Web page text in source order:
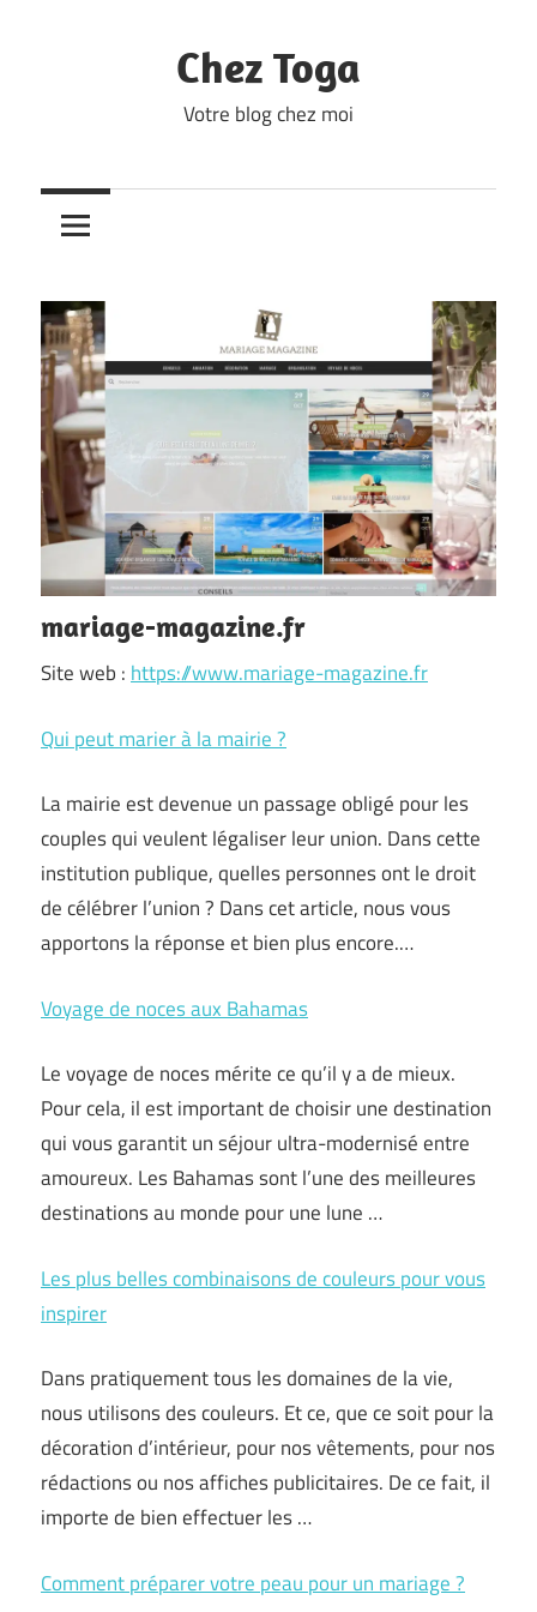
Chez Toga
Votre blog chez moi
mariage-magazine.fr
Site web : https://www.mariage-magazine.fr
Qui peut marier à la mairie ?
La mairie est devenue un passage obligé pour les
couples qui veulent légaliser leur union. Dans cette
institution publique, quelles personnes ont le droit
de célébrer l’union ? Dans cet article, nous vous
apportons la réponse et bien plus encore.…
Voyage de noces aux Bahamas
Le voyage de noces mérite ce qu’il y a de mieux.
Pour cela, il est important de choisir une destination
qui vous garantit un séjour ultra-modernisé entre
amoureux. Les Bahamas sont l’une des meilleures
destinations au monde pour une lune …
Les plus belles combinaisons de couleurs pour vous
inspirer
Dans pratiquement tous les domaines de la vie,
nous utilisons des couleurs. Et ce, que ce soit pour la
décoration d’intérieur, pour nos vêtements, pour nos
rédactions ou nos affiches publicitaires. De ce fait, il
importe de bien effectuer les …
Comment préparer votre peau pour un mariage ?